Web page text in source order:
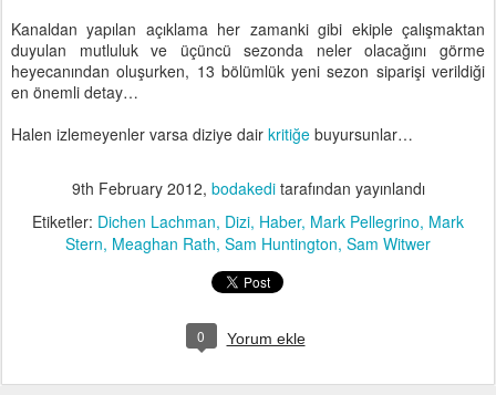
Kanaldan yapılan açıklama her zamanki gibi ekiple çalışmaktan
duyulan mutluluk ve üçüncü sezonda neler olacağını görme
heyecanından oluşurken, 13 bölümlük yeni sezon siparişi verildiği
en önemli detay…
Halen izlemeyenler varsa diziye dair kritiğe buyursunlar…
9th February 2012, bodakeditarafından yayınlandı
Etiketler: Dichen Lachman Dizi Haber Mark Pellegrino Mark
Stern Meaghan Rath Sam Huntington Sam Witwer
0 Yorum ekle